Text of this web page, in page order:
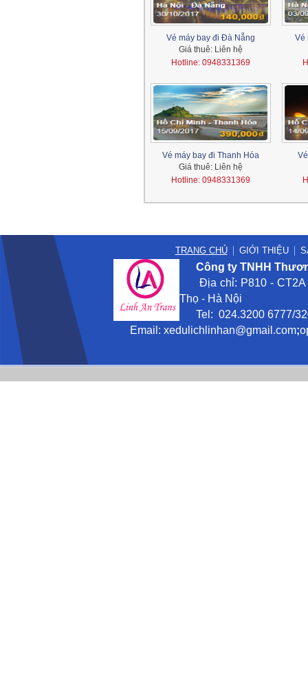
Vé máy bay đi Đà Nẵng
Giá thuê: Liên hệ
Hotline: 0948331369
Vé
Vé máy bay đi Thanh Hóa
Giá thuê: Liên hệ
Hotline: 0948331369
TRANG CHỦ GIỚI THIỆU
Công ty TNHH
Địa chỉ: P810 - CT2A
Thọ - Hà Nội
Tel: 024.3200 6777/
Email: xedulichlinhan@gmail .com;